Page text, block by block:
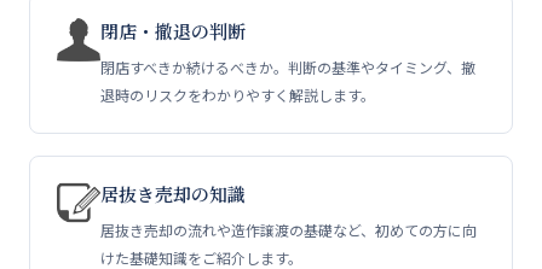
ジ
送
り
閉店・撤退の判断
閉店すべきか続けるべきか。判断の基準やタイミング、撤
退時のリスクをわかりやすく解説します。
居抜き売却の知識
居抜き売却の流れや造作譲渡の基礎など、初めての方に向
けた基礎知識をご紹介します。